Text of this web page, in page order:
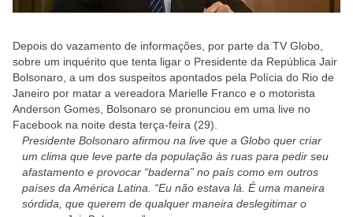
Depois do vazamento de informações, por parte da TV Globo,
sobre um inquérito que tenta ligar o Presidente da República Jair
Bolsonaro, a um dos suspeitos apontados pela Polícia do Rio de
Janeiro por matar a vereadora Marielle Franco e o motorista
Anderson Gomes, Bolsonaro se pronunciou em uma live no
Facebook na noite desta terça-feira (29).
Presidente Bolsonaro afirmou na live que a Globo quer criar
um clima que leve parte da população às ruas para pedir seu
afastamento e provocar “baderna” no país como em outros
países da América Latina. “Eu não estava lá. É uma maneira
sórdida, que querem de qualquer maneira deslegitimar o